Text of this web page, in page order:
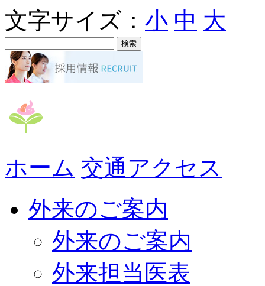
文字サイズ： 小 中 大
ホーム 交通アクセス
外来のご案内
外来のご案内
外来担当医表